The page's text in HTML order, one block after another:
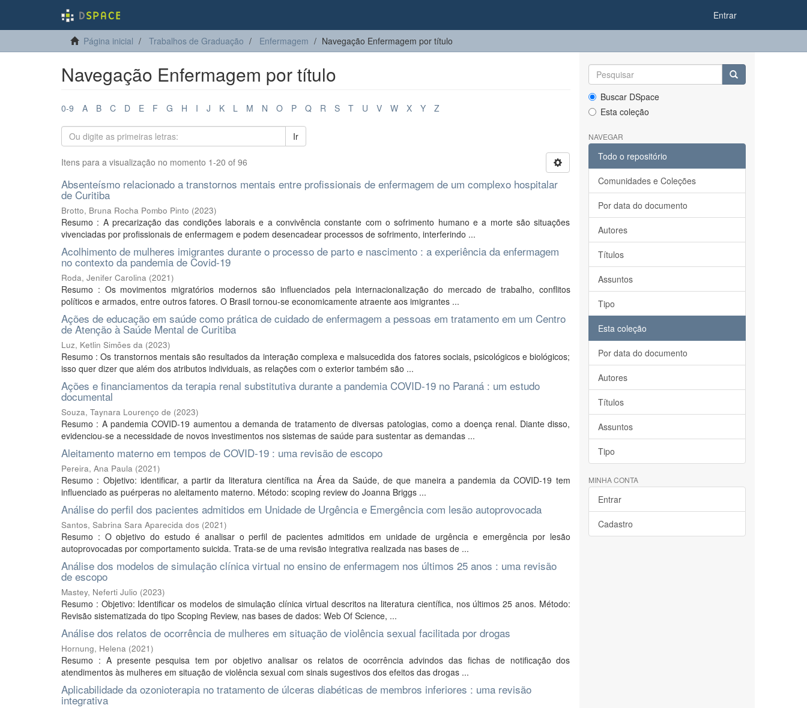
Entrar
Página inicial Trabalhos de Graduação Enfermagem Navegação Enfermagem por título
Navegação Enfermagem por título
0-9 A B C D E F G H I J K L M N O P Q R S T U V W X Y Z
Ir
Itens para a visualização no momento 1-20 of 96
Absenteísmo relacionado a transtornos mentais entre profissionais de enfermagem de um complexo hospitalar
de Curitiba
Brotto, Bruna Rocha Pombo Pinto (2023)
Resumo : A precarização das condições laborais e a convivência constante com o sofrimento humano e a morte são situações
vivenciadas por profissionais de enfermagem e podem desencadear processos de sofrimento, interferindo ...
Acolhimento de mulheres imigrantes durante o processo de parto e nascimento : a experiência da enfermagem
no contexto da pandemia de Covid-19
Roda, Jenifer Carolina (2021)
Resumo : Os movimentos migratórios modernos são influenciados pela internacionalização do mercado de trabalho, conflitos
políticos e armados, entre outros fatores. O Brasil tornou-se economicamente atraente aos imigrantes ...
Ações de educação em saúde como prática de cuidado de enfermagem a pessoas em tratamento em um Centro
de Atenção à Saúde Mental de Curitiba
Luz, Ketlin Simões da (2023)
Resumo : Os transtornos mentais são resultados da interação complexa e malsucedida dos fatores sociais, psicológicos e biológicos;
isso quer dizer que além dos atributos individuais, as relações com o exterior também são ...
Ações e financiamentos da terapia renal substitutiva durante a pandemia COVID-19 no Paraná : um estudo
documental
Souza, Taynara Lourenço de (2023)
Resumo : A pandemia COVID-19 aumentou a demanda de tratamento de diversas patologias, como a doença renal. Diante disso,
evidenciou-se a necessidade de novos investimentos nos sistemas de saúde para sustentar as demandas ...
Aleitamento materno em tempos de COVID-19 : uma revisão de escopo
Pereira, Ana Paula (2021)
Resumo : Objetivo: identificar, a partir da literatura científica na Área da Saúde, de que maneira a pandemia da COVID-19 tem
influenciado as puérperas no aleitamento materno. Método: scoping review do Joanna Briggs ...
Análise do perfil dos pacientes admitidos em Unidade de Urgência e Emergência com lesão autoprovocada
Santos, Sabrina Sara Aparecida dos (2021)
Resumo : O objetivo do estudo é analisar o perfil de pacientes admitidos em unidade de urgência e emergência por lesão
autoprovocadas por comportamento suicida. Trata-se de uma revisão integrativa realizada nas bases de ...
Análise dos modelos de simulação clínica virtual no ensino de enfermagem nos últimos 25 anos : uma revisão
de escopo
Mastey, Neferti Julio (2023)
Resumo : Objetivo: Identificar os modelos de simulação clínica virtual descritos na literatura científica, nos últimos 25 anos. Método:
Revisão sistematizada do tipo Scoping Review, nas bases de dados: Web Of Science, ...
Análise dos relatos de ocorrência de mulheres em situação de violência sexual facilitada por drogas
Hornung, Helena (2021)
Resumo : A presente pesquisa tem por objetivo analisar os relatos de ocorrência advindos das fichas de notificação dos
atendimentos às mulheres em situação de violência sexual com sinais sugestivos dos efeitos das drogas ...
Aplicabilidade da ozonioterapia no tratamento de úlceras diabéticas de membros inferiores : uma revisão
integrativa
Buscar DSpace
Esta coleção
NAVEGAR
Todo o repositório
Comunidades e Coleções
Por data do documento
Autores
Títulos
Assuntos
Tipo
Esta coleção
Por data do documento
Autores
Títulos
Assuntos
Tipo
MINHA CONTA
Entrar
Cadastro